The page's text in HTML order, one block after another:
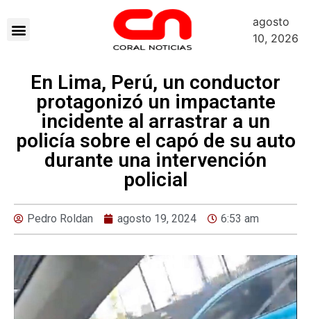
agosto
10, 2026
En Lima, Perú, un conductor
protagonizó un impactante
incidente al arrastrar a un
policía sobre el capó de su auto
durante una intervención
policial
Pedro Roldan agosto 19, 2024 6:53 am